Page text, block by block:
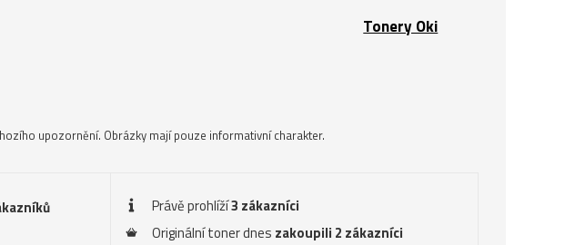
Tonery Oki
upozornění. Obrázky mají pouze informativní charakter.
Právě prohlíží3 zákazníci
Originální toner dnes zakoupili 2 zákazníci